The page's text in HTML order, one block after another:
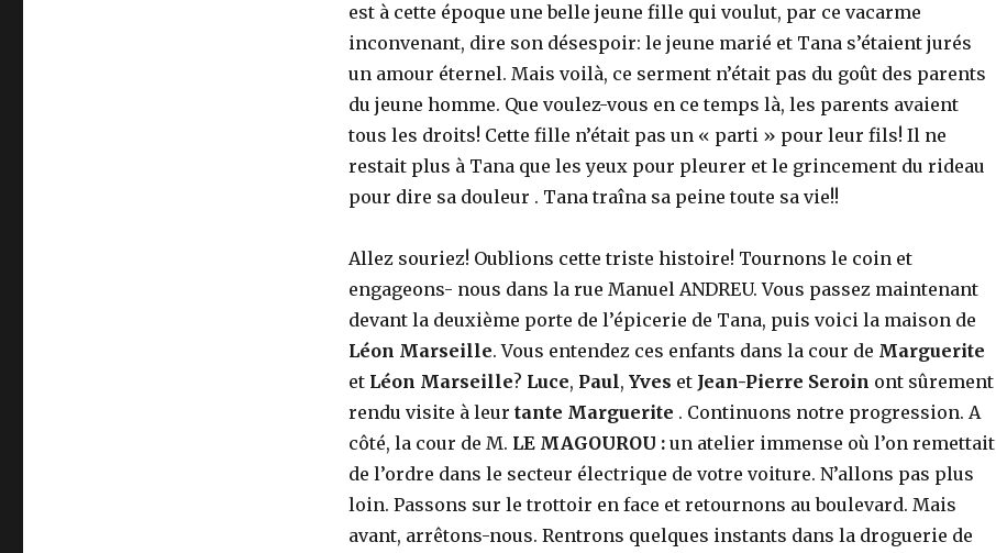
est à cette époque une belle jeune fille qui voulut, par ce vacarme
inconvenant, dire son désespoir: le jeune marié et Tana s’étaient jurés
un amour éternel. Mais voilà, ce serment n’était pas du goût des parents
du jeune homme. Que voulez-vous en ce temps là, les parents avaient
tous les droits! Cette fille n’était pas un « parti » pour leur fils! Il ne
restait plus à Tana que les yeux pour pleurer et le grincement du rideau
pour dire sa douleur . Tana traîna sa peine toute sa vie!!
Allez souriez! Oublions cette triste histoire! Tournons le coin et
engageons- nous dans la rue Manuel ANDREU. Vous passez maintenant
devant la deuxième porte de l’épicerie de Tana, puis voici la maison de
Léon Marseille. Vous entendez ces enfants dans la cour de Marguerite
et Léon Marseille? Luce, Paul, Yves et Jean-Pierre Seroin ont sûrement
rendu visite à leur tante Marguerite . Continuons notre progression. A
côté, la cour de M. LE MAGOUROU : un atelier immense où l’on remettait
de l’ordre dans le secteur électrique de votre voiture. N’allons pas plus
loin. Passons sur le trottoir en face et retournons au boulevard. Mais
avant, arrêtons-nous. Rentrons quelques instants dans la droguerie de